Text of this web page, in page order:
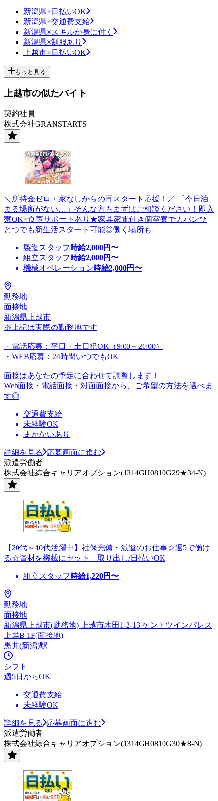
新潟県×日払いOK
新潟県×交通費支給
新潟県×スキルが身に付く
新潟県×制服あり
上越市×日払いOK
もっと見る
上越市の似たバイト
契約社員
株式会社GRANSTARTS
＼所持金ゼロ・家なしからの再スタート応援！／ 「今日泊
まる場所がない…」そんな方もまずはご相談ください！即入
寮OK×食事サポートあり★家具家電付き個室寮でカバンひ
とつでも新生活スタート可能◎働く場所も
製造スタッフ 時給2,000円〜
組立スタッフ 時給2,000円〜
機械オペレーション時給2,000円〜
勤務地
面接地
新潟県上越市
※上記は実際の勤務地です
・電話応募：平日・土日祝OK（9:00～20:00）
・WEB応募：24時間いつでもOK
面接はあなたの予定に合わせて調整します！
Web面接・電話面接・対面面接から、ご希望の方法を選べま
す◎
交通費支給
未経験OK
まかないあり
詳細を見る
応募画面に進む
派遣労働者
株式会社綜合キャリアオプション(1314GH0810G29★34-N)
【20代～40代活躍中】社保完備・派遣のお仕事☆週5で働け
る☆資材を機械にセット、取り出し/日払いOK
組立スタッフ 時給1,220円〜
勤務地
面接地
新潟県上越市(勤務地) 上越市木田1-2-13 ケントツインパレス
上越B 1F(面接地)
黒井(新潟)駅
シフト
週5日からOK
交通費支給
未経験OK
詳細を見る
応募画面に進む
派遣労働者
株式会社綜合キャリアオプション(1314GH0810G30★8-N)